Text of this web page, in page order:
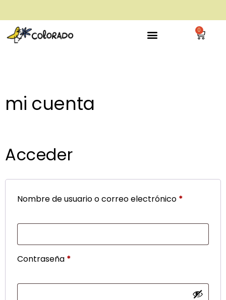
envío gratis a partir de 28€ 0
mi cuenta
Acceder
Nombre de usuario o correo electrónico *
Contraseña *